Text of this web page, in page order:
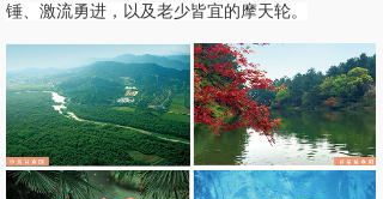
锤、激流勇进，以及老少皆宜的摩天轮。